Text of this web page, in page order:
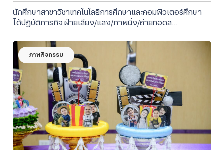
นักศึกษาสาขาวิชาเทคโนโลยีการศึกษาและคอมพิวเตอร์ศึกษา
ได้ปฏิบัติภารกิจ ฝ่ายเสียง/แสง/ภาพนิ่ง/ถ่ายทอดส…
ภาพกิจกรรม